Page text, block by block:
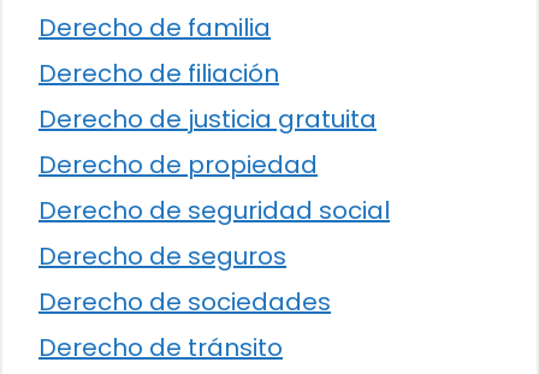
Derecho de familia
Derecho de filiación
Derecho de justicia gratuita
Derecho de propiedad
Derecho de seguridad social
Derecho de seguros
Derecho de sociedades
Derecho de tránsito